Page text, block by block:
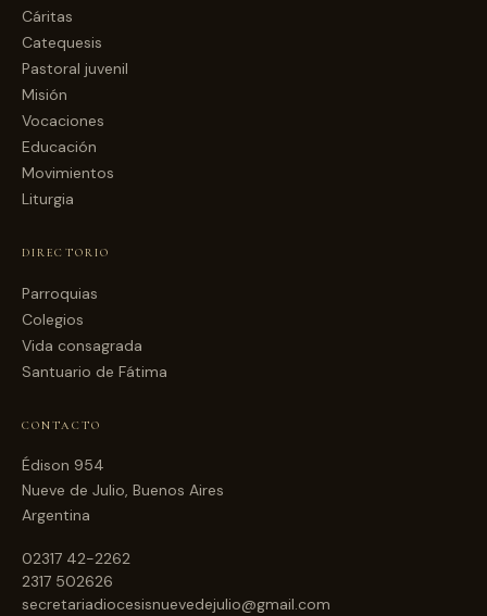
Cáritas
Catequesis
Pastoral juvenil
Misión
Vocaciones
Educación
Movimientos
Liturgia
DIRECTORIO
Parroquias
Colegios
Vida consagrada
Santuario de Fátima
CONTACTO
Édison 954
Nueve de Julio, Buenos Aires
Argentina
02317 42-2262
2317 502626
secretariadiocesisnuevedejulio@gmail.com